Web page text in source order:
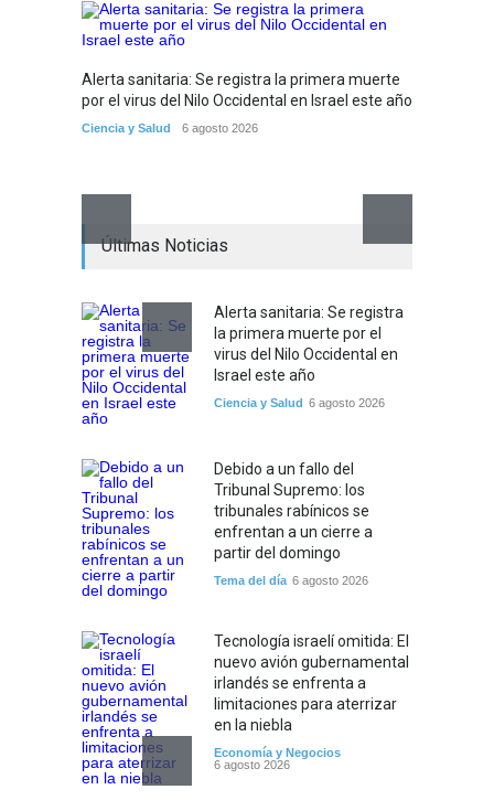
Alerta sanitaria: Se registra la primera muerte
por el virus del Nilo Occidental en Israel este año
Ciencia y Salud 6 agosto 2026
Últimas Noticias
Alerta sanitaria: Se registra
la primera muerte por el
virus del Nilo Occidental en
Israel este año
Ciencia y Salud 6 agosto 2026
Debido a un fallo del
Tribunal Supremo: los
tribunales rabínicos se
enfrentan a un cierre a
partir del domingo
Tema del día 6 agosto 2026
Tecnología israelí omitida: El
nuevo avión gubernamental
irlandés se enfrenta a
limitaciones para aterrizar
en la niebla
Economía y Negocios
6 agosto 2026